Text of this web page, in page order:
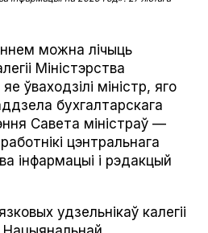
можна лічыць
Міністэрства
ўваходзілі міністр, яго
бухгалтарскага
Савета міністраў —
цэнтральнага
інфармацыі і рэдакцый
удзельнікаў калегіі